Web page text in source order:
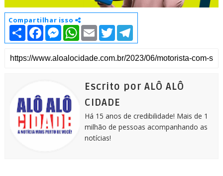
Compartilhar isso
S
h
a
e
F
c
b
M
e
s
e
W
h
a
t
s
E
m
a
l
T
i
t
t
T
l
e
g
m
Escrito por ALÔ ALÔ
CIDADE
Há 15 anos de credibilidade! Mais de 1
milhão de pessoas acompanhando as
notícias!